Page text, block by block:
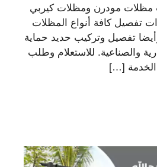
مظلات مودرن ومظلات كيربي
تفصيل كافة أنواع المظلات
تفصيل وتركيب حديد حماية
والصناعية. للاستعلام وطلب
الخدمة […]